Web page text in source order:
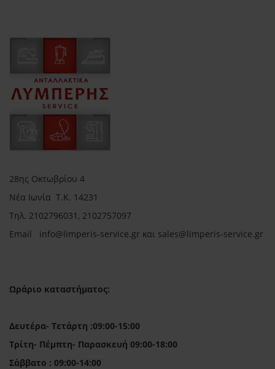
28ης Οκτωβρίου 4
Νέα Ιωνία Τ.Κ. 14231
Τηλ. 2102796031, 2102757097
Email info@limperis-service.gr και sales@limperis-service.gr
Ωράριο καταστήματος:
Δευτέρα- Τετάρτη :09:00-15:00
Τρίτη- Πέμπτη- Παρασκευή 09:00-18:00
Σάββατο : 09:00-14:00